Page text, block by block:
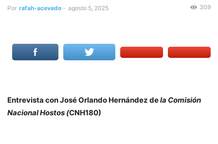
Por rafah-acevedo - agosto 5, 2025 309
Entrevista con José Orlando Hernández dela Comisión
Nacional Hostos (CNH180)